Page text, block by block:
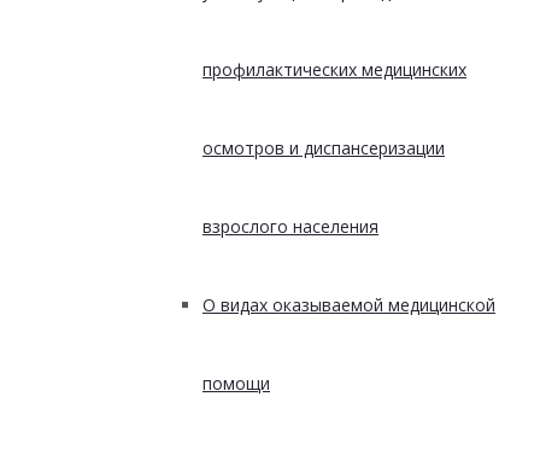
профилактических медицинских
осмотров и диспансеризации
взрослого населения
О видах оказываемой медицинской
помощи